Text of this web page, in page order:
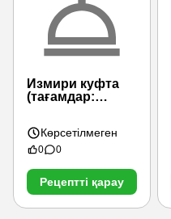
Измири куфта
(тағамдар:
Көрсетілмеген
0 0
Рецептті қарау